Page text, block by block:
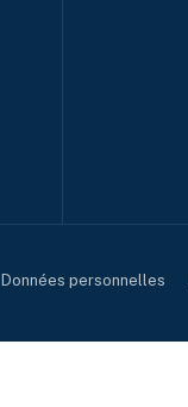
Données personnelles